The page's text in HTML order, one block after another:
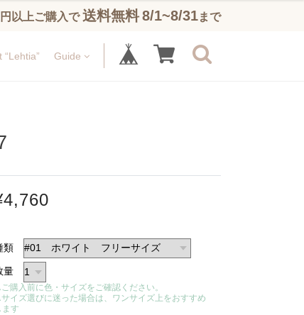
以上ご購入で 送料無料8/1~8/31まで
“Lehtia” Guide
類
量
購入前に色・サイズをご確認ください。
イズ選びに迷った場合は、ワンサイズ上をおすすめ
ます